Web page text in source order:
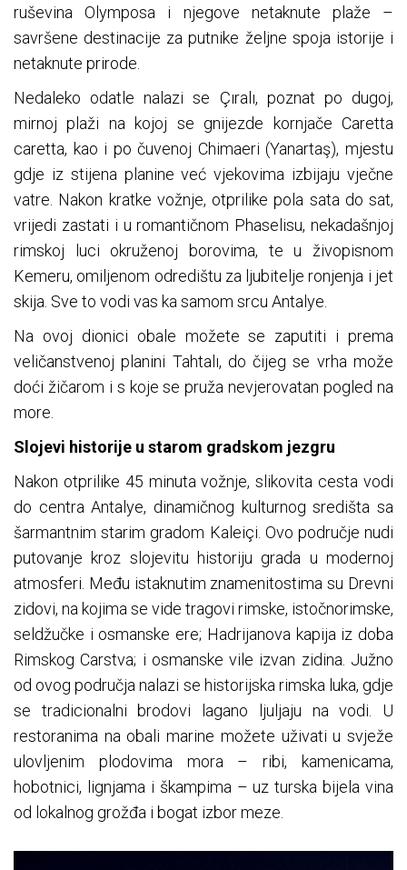
ruševina Olymposa i njegove netaknute plaže –
savršene destinacije za putnike željne spoja istorije i
netaknute prirode.
Nedaleko odatle nalazi se Çıralı, poznat po dugoj,
mirnoj plaži na kojoj se gnijezde kornjače Caretta
caretta, kao i po čuvenoj Chimaeri (Yanartaş), mjestu
gdje iz stijena planine već vjekovima izbijaju vječne
vatre. Nakon kratke vožnje, otprilike pola sata do sat,
vrijedi zastati i u romantičnom Phaselisu, nekadašnjoj
rimskoj luci okruženoj borovima, te u živopisnom
Kemeru, omiljenom odredištu za ljubitelje ronjenja i jet
skija. Sve to vodi vas ka samom srcu Antalye.
Na ovoj dionici obale možete se zaputiti i prema
veličanstvenoj planini Tahtalı, do čijeg se vrha može
doći žičarom i s koje se pruža nevjerovatan pogled na
more.
Slojevi historije u starom gradskom jezgru
Nakon otprilike 45 minuta vožnje, slikovita cesta vodi
do centra Antalye, dinamičnog kulturnog središta sa
šarmantnim starim gradom Kaleiçi. Ovo područje nudi
putovanje kroz slojevitu historiju grada u modernoj
atmosferi. Među istaknutim znamenitostima su Drevni
zidovi, na kojima se vide tragovi rimske, istočnorimske,
seldžučke i osmanske ere; Hadrijanova kapija iz doba
Rimskog Carstva; i osmanske vile izvan zidina. Južno
od ovog područja nalazi se historijska rimska luka, gdje
se tradicionalni brodovi lagano ljuljaju na vodi. U
restoranima na obali marine možete uživati u svježe
ulovljenim plodovima mora – ribi, kamenicama,
hobotnici, lignjama i škampima – uz turska bijela vina
od lokalnog grožđa i bogat izbor meze.